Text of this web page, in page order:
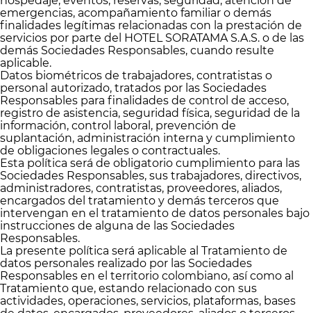
emergencias, acompañamiento familiar o demás
finalidades legítimas relacionadas con la prestación de
servicios por parte del HOTEL SORATAMA S.A.S. o de las
demás Sociedades Responsables, cuando resulte
aplicable.
Datos biométricos de trabajadores, contratistas o
personal autorizado, tratados por las Sociedades
Responsables para finalidades de control de acceso,
registro de asistencia, seguridad física, seguridad de la
información, control laboral, prevención de
suplantación, administración interna y cumplimiento
de obligaciones legales o contractuales.
Esta política será de obligatorio cumplimiento para las
Sociedades Responsables, sus trabajadores, directivos,
administradores, contratistas, proveedores, aliados,
encargados del tratamiento y demás terceros que
intervengan en el tratamiento de datos personales bajo
instrucciones de alguna de las Sociedades
Responsables.
La presente política será aplicable al Tratamiento de
datos personales realizado por las Sociedades
Responsables en el territorio colombiano, así como al
Tratamiento que, estando relacionado con sus
actividades, operaciones, servicios, plataformas, bases